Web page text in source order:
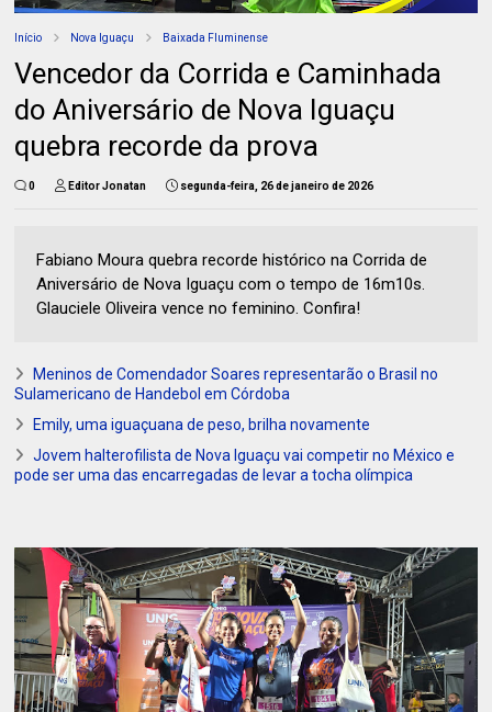
Início Nova Iguaçu Baixada Fluminense
Vencedor da Corrida e Caminhada
do Aniversário de Nova Iguaçu
quebra recorde da prova
0 Editor Jonatan segunda-feira, 26 de janeiro de 2026
Fabiano Moura quebra recorde histórico na Corrida de
Aniversário de Nova Iguaçu com o tempo de 16m10s.
Glauciele Oliveira vence no feminino. Confira!
Meninos de Comendador Soares representarão o Brasil no
Sulamericano de Handebol em Córdoba
Emily, uma iguaçuana de peso, brilha novamente
Jovem halterofilista de Nova Iguaçu vai competir no México e
pode ser uma das encarregadas de levar a tocha olímpica